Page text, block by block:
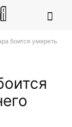
боится умереть